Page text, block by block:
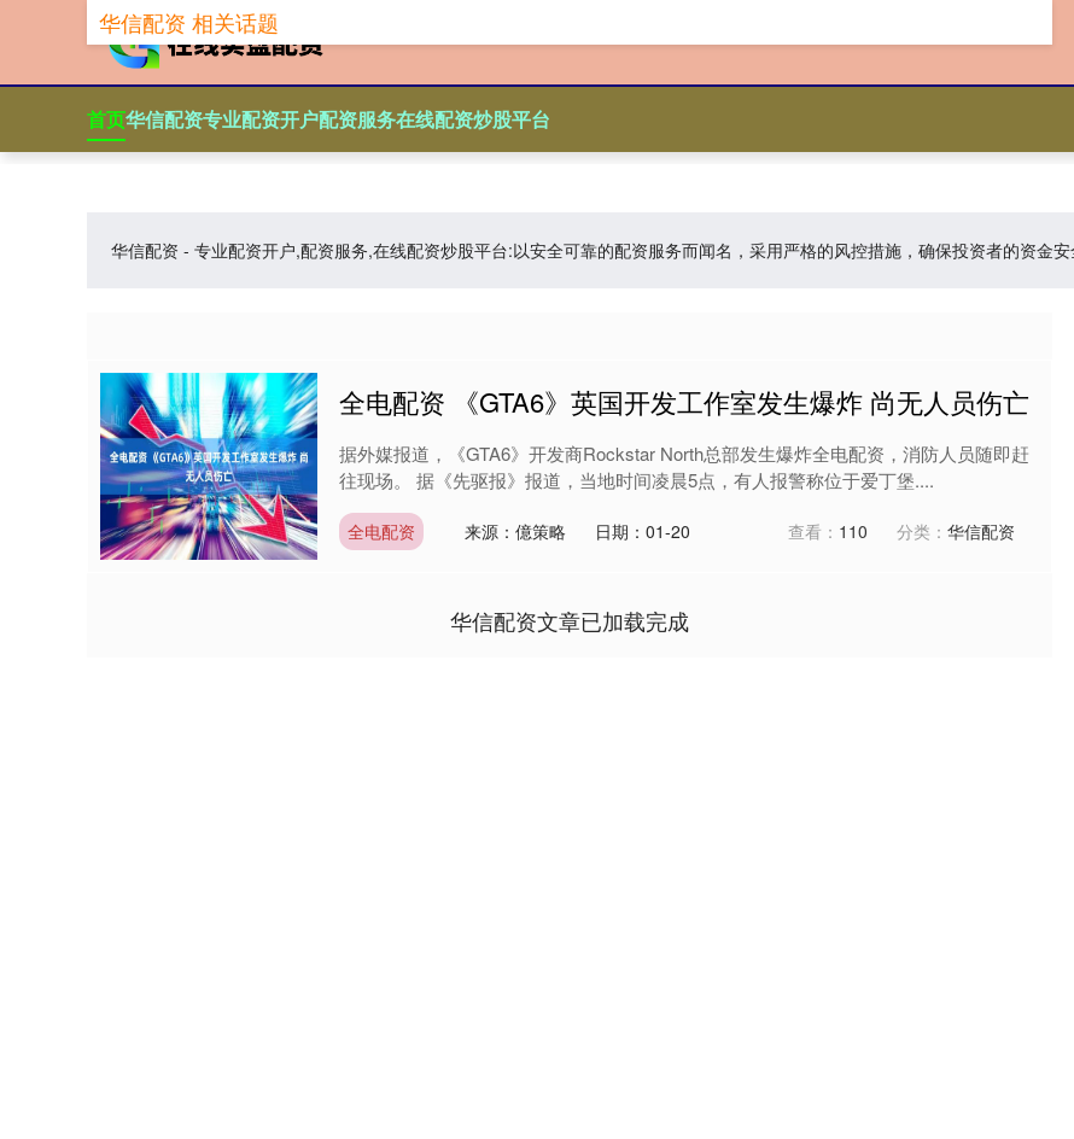
首页华信配资专业配资开户配资服务在线配资炒股平台
华信配资 - 专业配资开户,配资服务,在线配资炒股平台:以安全可靠的配资服务而闻名，采用严格的风控措施，确保投资者的资金
华信配资 相关话题
全电配资 《GTA6》英国开发工作室发生爆炸 尚无人员伤亡
据外媒报道，《GTA6》开发商Rockstar North总部发生爆炸全电配资，消防人员随即赶
往现场。 据《先驱报》报道，当地时间凌晨5点，有人报警称位于爱丁堡....
全电配资 来源：億策略 日期：01-20 查看： 110 分类： 华信配资
华信配资文章已加载完成